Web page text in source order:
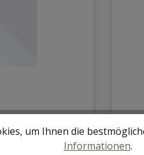
um Ihnen die
Informationen.